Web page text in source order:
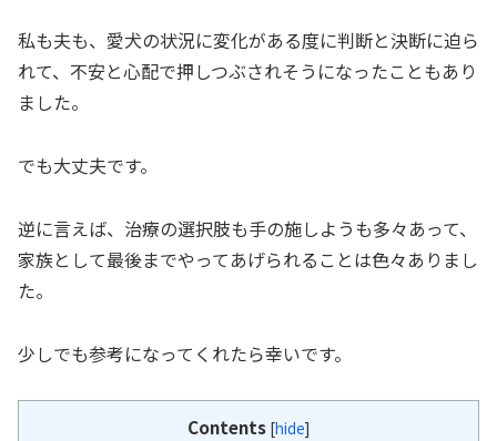
私も夫も、愛犬の状況に変化がある度に判断と決断に迫ら
れて、不安と心配で押しつぶされそうになったこともあり
ました。
でも大丈夫です。
逆に言えば、治療の選択肢も手の施しようも多々あって、
家族として最後までやってあげられることは色々ありまし
た。
少しでも参考になってくれたら幸いです。
Contents [hide]